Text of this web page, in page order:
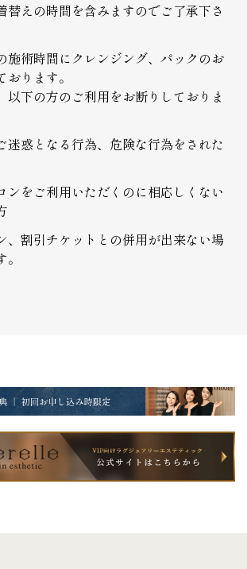
替えの時間を含みますのでご了承下さ
施術時間にクレンジング、パックのお
ります。
以下の方のご利用をお断りしておりま
迷惑となる行為、危険な行為をされた
ンをご利用いただくのに相応しくない
、割引チケットとの併用が出来ない場